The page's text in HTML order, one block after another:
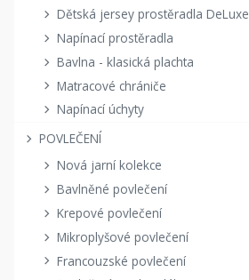
Dětská jersey prostěradla DeLuxe
Napínací prostěradla
Bavlna - klasická plachta
Matracové chrániče
Napínací úchyty
POVLEČENÍ
Nová jarní kolekce
Bavlněné povlečení
Krepové povlečení
Mikroplyšové povlečení
Francouzské povlečení